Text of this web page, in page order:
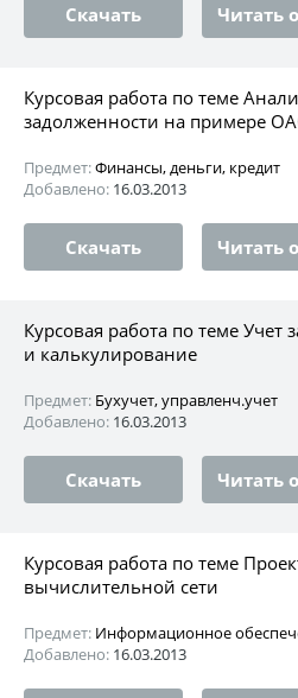
Скачать Читать
Курсовая работа по теме
задолженности на примере
Предмет:Финансы, деньги, кредит
Добавлено: 16.03.2013
Скачать Читать
Курсовая работа по теме Учет
и калькулирование
Предмет: Бухучет, управленч.учет
Добавлено: 16.03.2013
Скачать Читать
Курсовая работа по теме
вычислительной сети
Предмет: Информационное
Добавлено: 16.03.2013